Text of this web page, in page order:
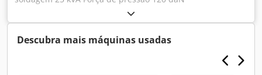
Dodpfxswfquco Adwjkr Extensão de braço 160 mm Curso
do cilindro 45 mm
Descubra mais máquinas usadas